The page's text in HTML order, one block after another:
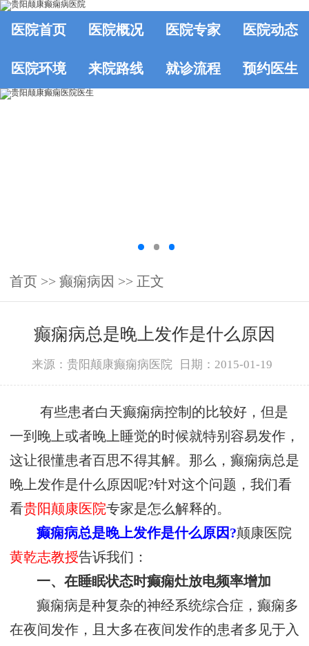
医院首页 医院概况 医院专家 医院动态
医院环境 来院路线 就诊流程 预约医生
首页 >> 癫痫病因 >> 正文
癫痫病总是晚上发作是什么原因
来源：贵阳颠康癫痫病医院 日期：2015-01-19
有些患者白天癫痫病控制的比较好，但是
一到晚上或者晚上睡觉的时候就特别容易发作，
这让很懂患者百思不得其解。那么，癫痫病总是
晚上发作是什么原因呢?针对这个问题，我们看
看贵阳颠康医院专家是怎么解释的。
癫痫病总是晚上发作是什么原因?颠康医院
黄乾志教授告诉我们：
一、在睡眠状态时癫痫灶放电频率增加
癫痫病是种复杂的神经系统综合症，癫痫多
在夜间发作，且大多在夜间发作的患者多见于入